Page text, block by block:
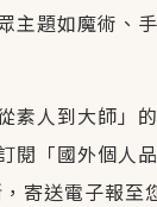
主題如魔術、
素人到大師」
閱「國外個人
寄送電子報至